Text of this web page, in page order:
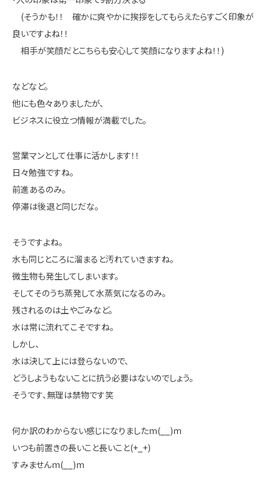
(そうかも！！ 確かに爽やかに挨拶をしてもらえたらすごく印象が
良いですよね！！
相手が笑顔だとこちらも安心して笑顔になりますよね！！)
などなど。
他にも色々ありましたが、
ビジネスに役立つ情報が満載でした。
営業マンとして仕事に活かします！！
日々勉強ですね。
前進あるのみ。
停滞は後退と同じだな。
そうですよね。
水も同じところに溜まると汚れていきますね。
微生物も発生してしまいます。
そしてそのうち蒸発して水蒸気になるのみ。
残されるのは土やごみなど。
水は常に流れてこそですね。
しかし、
水は決して上には登らないので、
どうしようもないことに抗う必要はないのでしょう。
そうです、無理は禁物です笑
何か訳のわからない感じになりましたm(__)m
いつも前置きの長いこと長いこと(+_+)
すみませんm(__)m